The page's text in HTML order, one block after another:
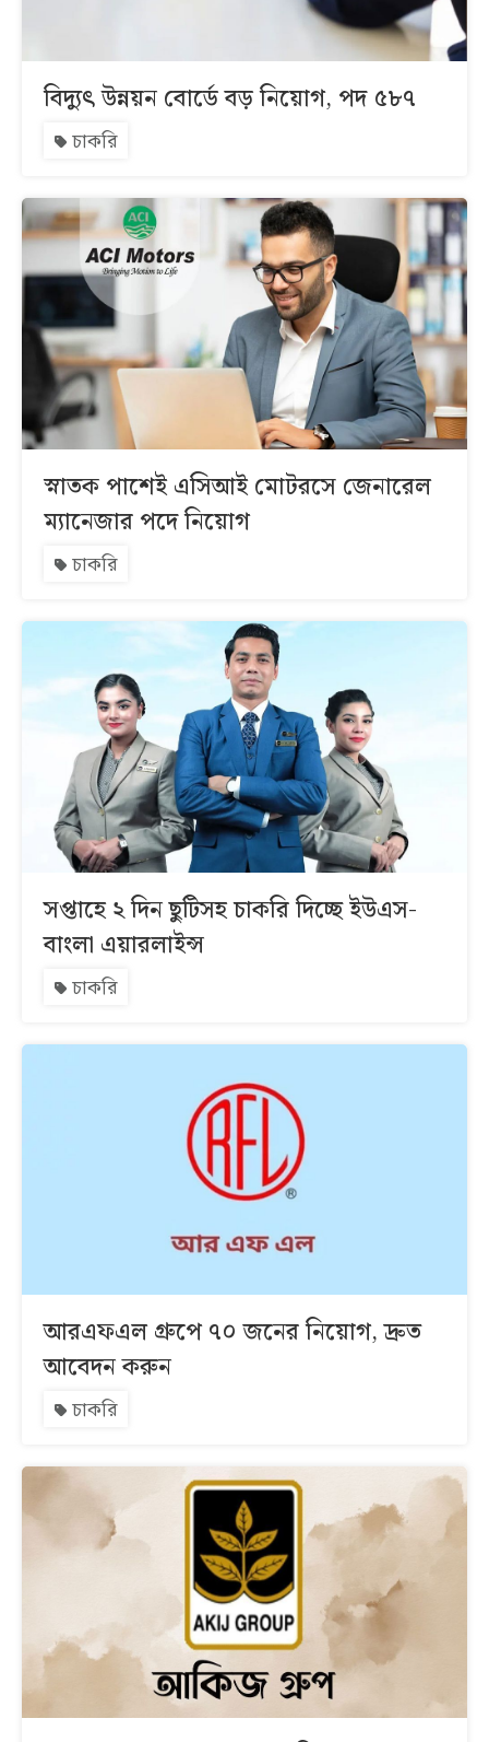
বিদ্যুৎ উন্নয়ন বোর্ডে বড় নিয়োগ, পদ ৫৮৭
চাকরি
স্নাতক পাশেই এসিআই মোটরসে জেনারেল
ম্যানেজার পদে নিয়োগ
চাকরি
সপ্তাহে ২ দিন ছুটিসহ চাকরি দিচ্ছে ইউএস-
বাংলা এয়ারলাইন্স
চাকরি
আরএফএল গ্রুপে ৭০ জনের নিয়োগ, দ্রুত
আবেদন করুন
চাকরি